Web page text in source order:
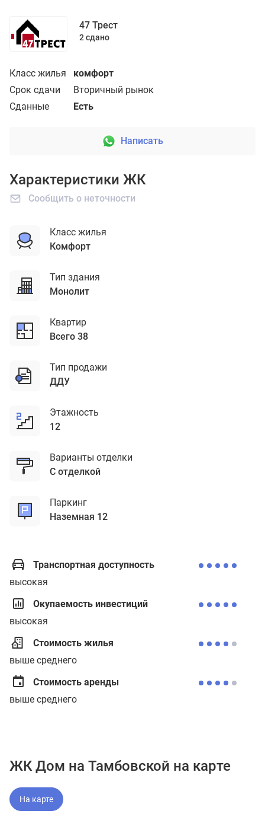
47 Трест
2 сдано
Класс жилья комфорт
Срок сдачи
Вторичный рынок
Сданные
Есть
Написать
Характеристики ЖК
Сообщить о неточности
Класс жилья
комфорт
Тип здания
монолит
Квартир
Всего 38
Тип продажи
ДДУ
Этажность
12
Варианты отделки
с отделкой
Паркинг
наземная 12
Транспортная доступность
высокая
Окупаемость инвестиций
высокая
Стоимость жилья
выше среднего
Стоимость аренды
выше среднего
ЖК Дом на Тамбовской на карте
На карте